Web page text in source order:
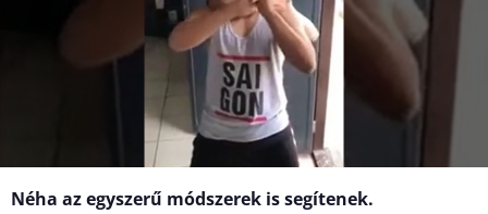
Néha az egyszerű módszerek is segítenek.